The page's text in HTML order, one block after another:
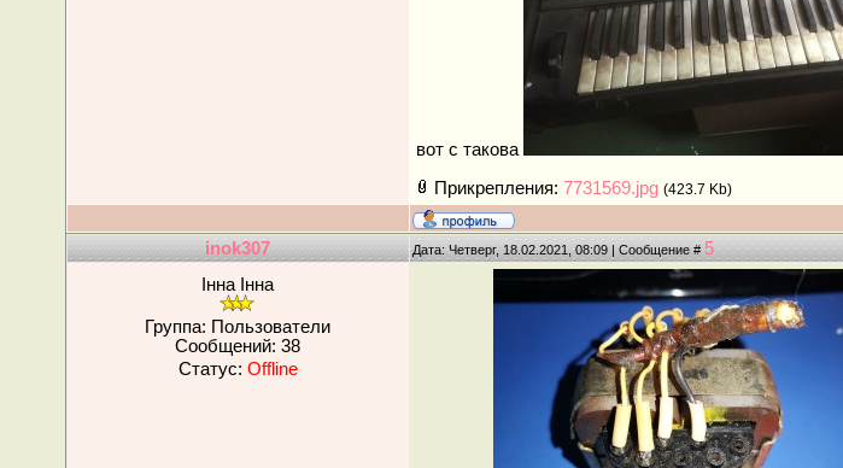
вот с такова
Прикрепления: 7731569.jpg (423.7 Kb)
inok307 Дата: Четверг, 18.02.2021, 08:09 | Сообщение # 5
Інна Інна
Группа: Пользователи
Сообщений: 38
Статус: Offline